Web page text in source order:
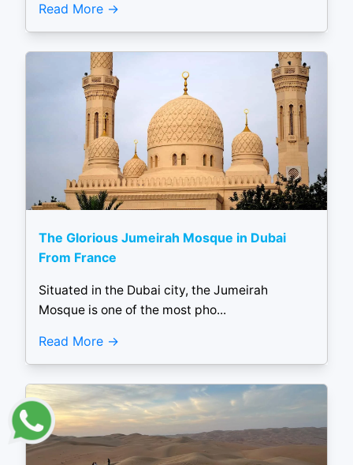
Read More
The Glorious Jumeirah Mosque in Dubai
From France
Situated in the Dubai city, the Jumeirah
Mosque is one of the most pho...
Read More